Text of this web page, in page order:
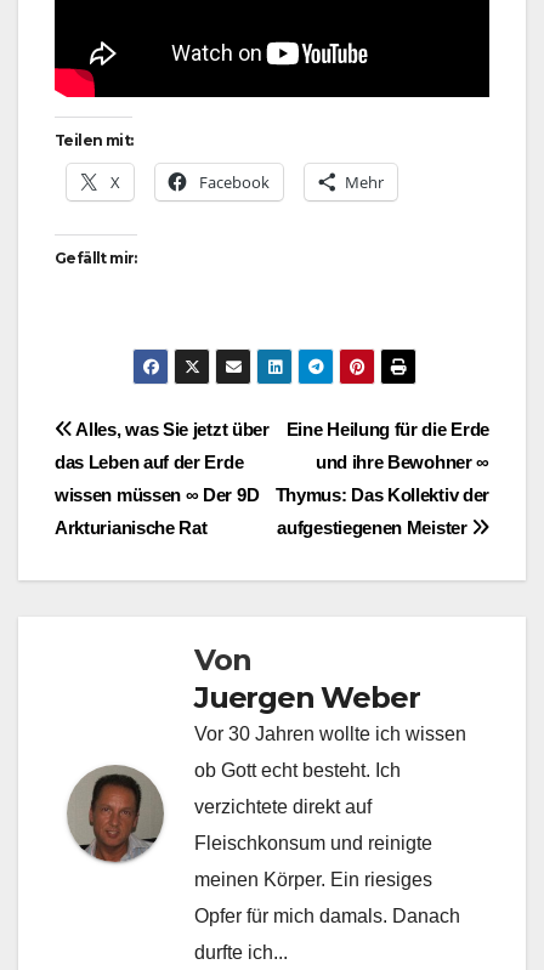
Teilen mit:
X Facebook Mehr
Gefällt mir:
Beitragsnavigation
Eine Heilung für die Erde
und ihre Bewohner ∞
Thymus: Das Kollektiv der
aufgestiegenen Meister
Alles, was Sie jetzt über
das Leben auf der Erde
wissen müssen ∞ Der 9D
Arkturianische Rat
Von
Juergen Weber
Vor 30 Jahren wollte ich wissen
ob Gott echt besteht. Ich
verzichtete direkt auf
Fleischkonsum und reinigte
meinen Körper. Ein riesiges
Opfer für mich damals. Danach
durfte ich...